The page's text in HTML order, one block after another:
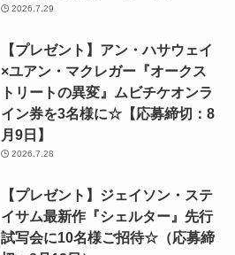
2026.7.29
【プレゼント】アン・ハサウェイ
×ユアン・マクレガー『オークス
トリートの異変』ムビチケオンラ
イン券を3名様に☆【応募締切：8
月9日】
2026.7.28
【プレゼント】ジェイソン・ステ
イサム最新作『シェルター』先行
試写会に10名様ご招待☆（応募締